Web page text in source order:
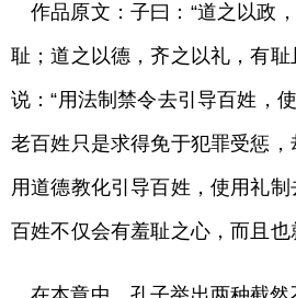
作品原文：子曰：“道之以政
耻；道之以德，齐之以礼，有耻
说：“用法制禁令去引导百姓，
老百姓只是求得免于犯罪受惩，
用道德教化引导百姓，使用礼制
百姓不仅会有羞耻之心，而且也